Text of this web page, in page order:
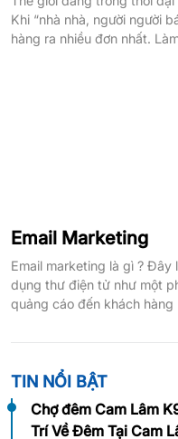
Khi “nhà nhà, người người
hàng ra nhiều đơn nhất.
Email Marketing
Email marketing là gì ?
dụng thư điện tử như một
quảng cáo đến khách hàng
email marketing là gì ? […]
TIN NỔI BẬT
Chợ đêm Cam Lâm
Trí Về Đêm Tại Cam